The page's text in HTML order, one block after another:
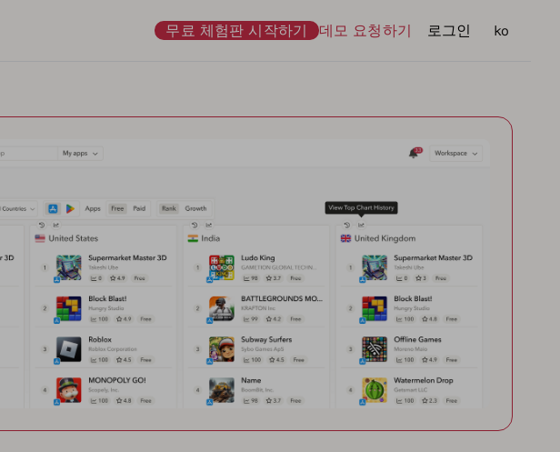
무료 체험판 시작하기 데모 요청하기 로그인 언어
ko